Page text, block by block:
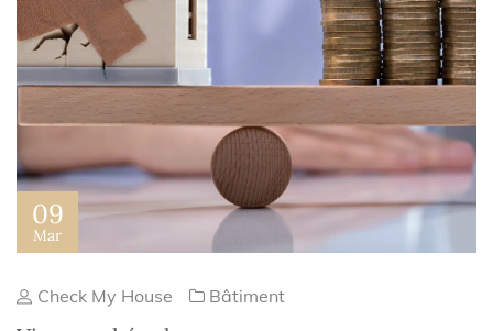
09
Mar
Check My House Bâtiment